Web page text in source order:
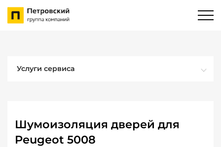
Услуги сервиса
Шумоизоляция дверей для
Peugeot 5008